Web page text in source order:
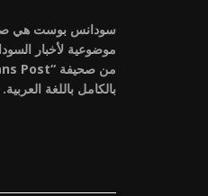
سودانس بوست هي
موضوعية لأخبار
بالكامل باللغة العربية.